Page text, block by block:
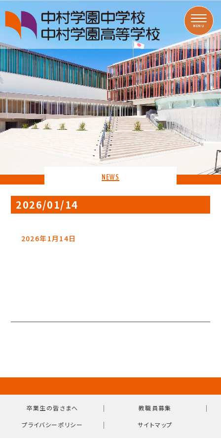
MENU
NEWS
2026/01/14
2026年1月14日
卒業生の皆さまへ ｜ 教職員募集 ｜
プライバシーポリシー ｜ サイトマップ